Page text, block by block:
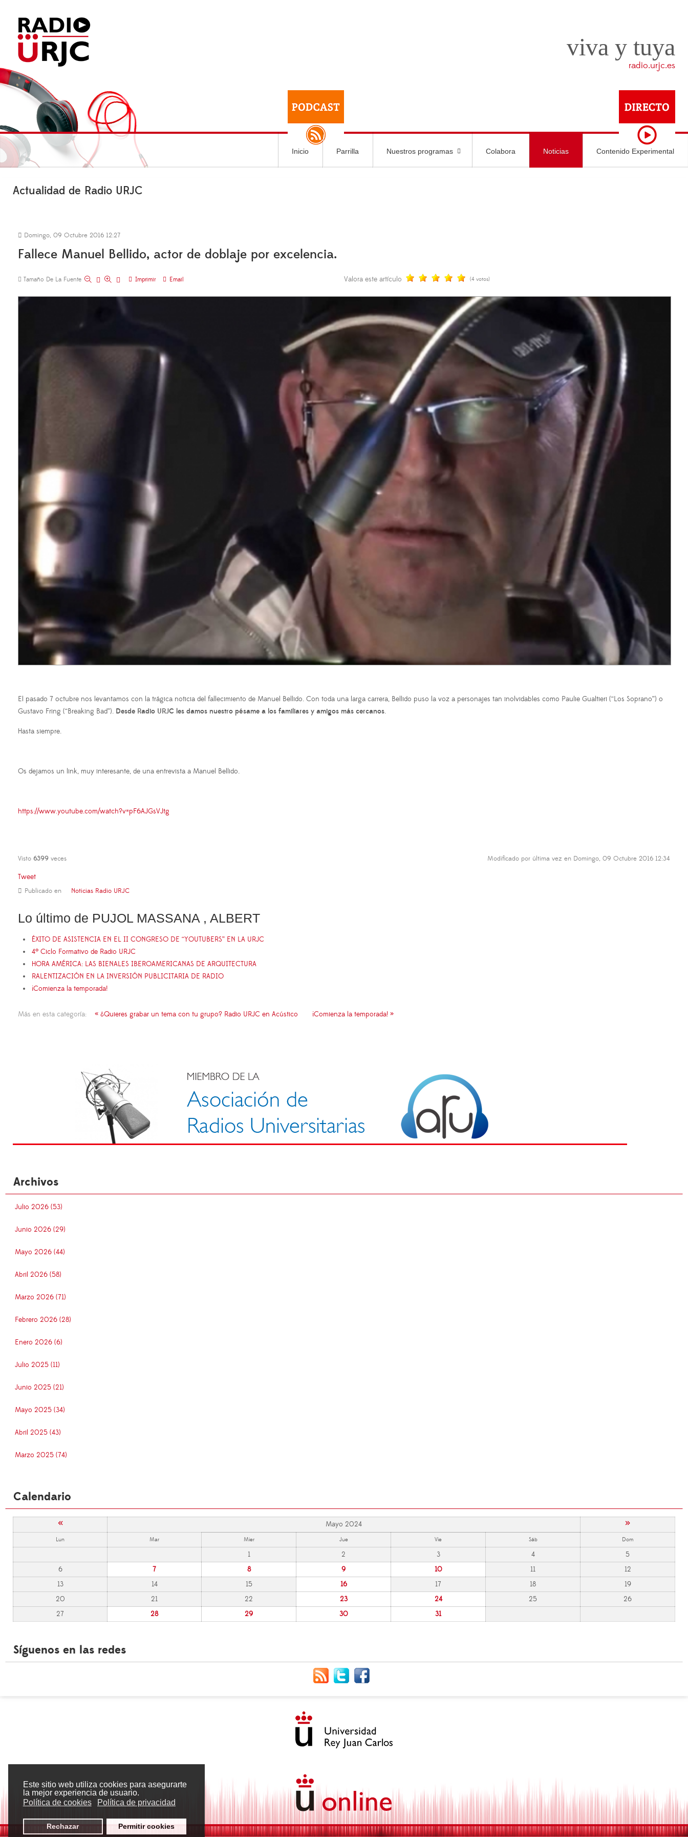
Este sitio web utiliza cookies para asegurarte
la mejor experiencia de usuario.
Política de cookies
Política de privacidad
Rechazar Permitir cookies
viva y tuya
radio.urjc.es
Inicio Parrilla Nuestros programas Colabora Noticias Contenido Experimental
Actualidad de Radio URJC
Domingo, 09 Octubre 2016 12:27
Fallece Manuel Bellido, actor de doblaje por excelencia.
Tamaño De La Fuente Imprimir Email Valora este artículo (4 votos)
El pasado 7 octubre nos levantamos con la trágica noticia del fallecimiento de Manuel Bellido. Con toda una larga carrera, Bellido puso la voz a personajes tan inolvidables como Paulie Gualtieri (“Los Soprano”) o
Gustavo Fring (“Breaking Bad”). Desde Radio URJC les damos nuestro pésame a los familiares y amigos más cercanos.
Hasta siempre.
Os dejamos un link, muy interesante, de una entrevista a Manuel Bellido.
https://www.youtube.com/watch?v=pF6AJGsVJtg
Visto 6399 veces Modificado por última vez en Domingo, 09 Octubre 2016 12:34
Tweet
Publicado en Noticias Radio URJC
Lo último de PUJOL MASSANA , ALBERT
ÉXITO DE ASISTENCIA EN EL II CONGRESO DE “YOUTUBERS” EN LA URJC
4º Ciclo Formativo de Radio URJC
HORA AMÉRICA: LAS BIENALES IBEROAMERICANAS DE ARQUITECTURA
RALENTIZACIÓN EN LA INVERSIÓN PUBLICITARIA DE RADIO
¡Comienza la temporada!
Más en esta categoría: « ¿Quieres grabar un tema con tu grupo? Radio URJC en Acústico ¡Comienza la temporada! »
Archivos
Julio 2026 (53)
Junio 2026 (29)
Mayo 2026 (44)
Abril 2026 (58)
Marzo 2026 (71)
Febrero 2026 (28)
Enero 2026 (6)
Julio 2025 (11)
Junio 2025 (21)
Mayo 2025 (34)
Abril 2025 (43)
Marzo 2025 (74)
Calendario
« Mayo 2024 »
Lun Mar Mier Jue Vie Sáb Dom
1 2 3 4
5
6
7 8 9 10 11
12
13
14 15 16 17 18
19
20
21 22 23 24 25
26
27
28 29 30 31
Síguenos en las redes